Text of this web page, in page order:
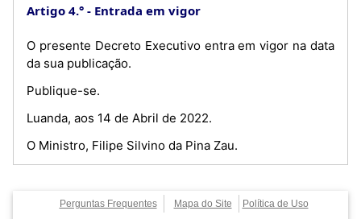
Artigo 4.° Entrada em vigor
O presente Decreto Executivo entra em vigor na data
da sua publicação.
Publique-se.
Luanda, aos 14 de Abril de 2022.
O Ministro, Filipe Silvino da Pina Zau.
Perguntas Frequentes Mapa do Site Política de Uso